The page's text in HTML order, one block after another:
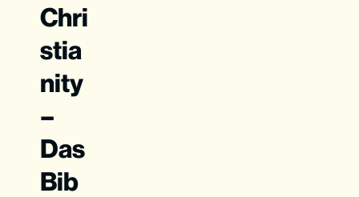
Chri
stia
nity
–
Das
Bib